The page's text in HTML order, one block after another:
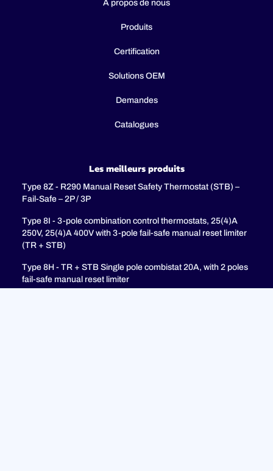
À propos de nous
Produits
Certification
Solutions OEM
Demandes
Catalogues
Les meilleurs produits
Type 8Z - R290 Manual Reset Safety Thermostat (STB) –
Fail-Safe – 2P / 3P
Type 8I - 3-pole combination control thermostats, 25(4)A
250V, 25(4)A 400V with 3-pole fail-safe manual reset limiter
(TR + STB)
Type 8H - TR + STB Single pole combistat 20A, with 2 poles
fail-safe manual reset limiter